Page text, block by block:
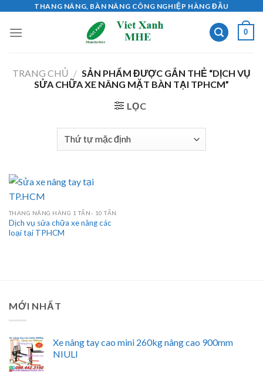
content
THANG NÂNG, BÀN NÂNG CÔNG NGHIỆP HÀNG ĐẦU
0
TRANG CHỦ / SẢN PHẨM ĐƯỢC GẮN THẺ “DỊCH VỤ
SỬA CHỮA XE NÂNG MẶT BÀN TẠI TPHCM”
LỌC
THANG NÂNG HÀNG 1 TẤN- 10 TẤN
Dịch vụ sửa chữa xe nâng các
loại tại TPHCM
MỚI NHẤT
Xe nâng tay cao mini 260kg nâng cao 900mm
NIULI